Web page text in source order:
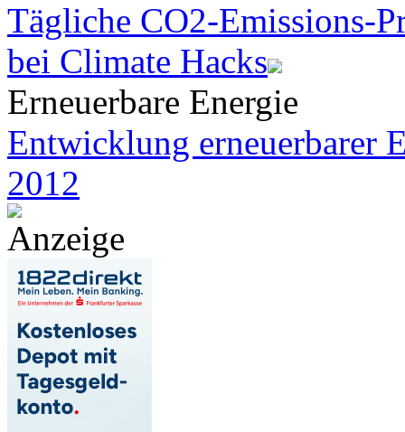
Tägliche CO2-Emissions-
bei Climate Hacks
Erneuerbare Energie
Entwicklung erneuerbarer
2012
Anzeige